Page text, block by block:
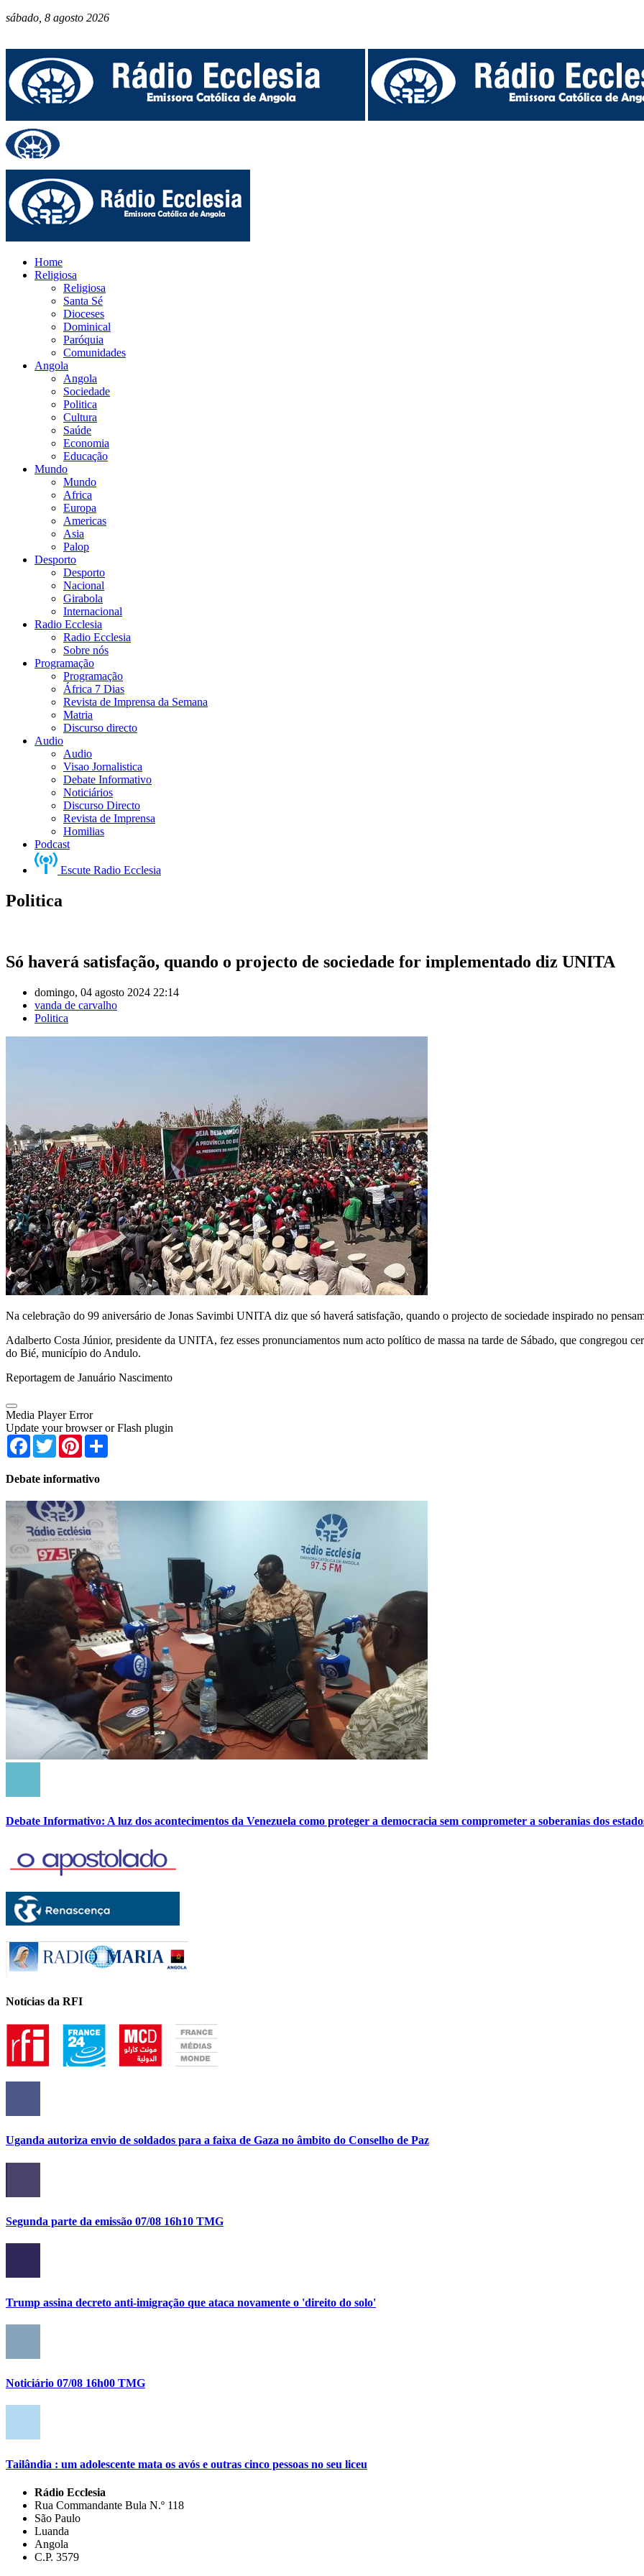
sábado, 8 agosto 2026
Home
Religiosa
Religiosa
Santa Sé
Dioceses
Dominical
Paróquia
Comunidades
Angola
Angola
Sociedade
Politica
Cultura
Saúde
Economia
Educação
Mundo
Mundo
Africa
Europa
Americas
Asia
Palop
Desporto
Desporto
Nacional
Girabola
Internacional
Radio Ecclesia
Radio Ecclesia
Sobre nós
Programação
Programação
África 7 Dias
Revista de Imprensa da Semana
Matria
Discurso directo
Audio
Audio
Visao Jornalistica
Debate Informativo
Noticiários
Discurso Directo
Revista de Imprensa
Homilias
Podcast
Escute Radio Ecclesia
Politica
Só haverá satisfação, quando o projecto de sociedade for implementado diz UNITA
domingo, 04 agosto 2024 22:14
vanda de carvalho
Politica
Na celebração do 99 aniversário de Jonas Savimbi UNITA diz que só haverá satisfação, quando o projecto de sociedade inspirado no
Adalberto Costa Júnior, presidente da UNITA, fez esses pronunciamentos num acto político de massa na tarde de Sábado, que congregou
do Bié, município do Andulo.
Reportagem de Januário Nascimento
Media Player Error
Update your browser or Flash plugin
Facebook
TwitterPinterest
Debate informativo
Debate Informativo: A luz dos acontecimentos da Venezuela como proteger a democracia sem comprometer a soberanias dos
Notícias da RFI
Uganda autoriza envio de soldados para a faixa de Gaza no âmbito do Conselho de Paz
Segunda parte da emissão 07/08 16h10 TMG
Trump assina decreto anti-imigração que ataca novamente o 'direito do solo'
Noticiário 07/08 16h00 TMG
Tailândia : um adolescente mata os avós e outras cinco pessoas no seu liceu
Rádio Ecclesia
Rua Commandante Bula N.º 118
São Paulo
Luanda
Angola
C.P. 3579